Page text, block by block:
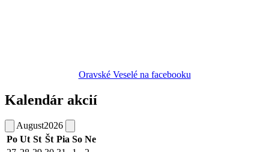
Oravské Veselé na facebooku
Kalendár akcií
August2026
Po Ut St Št Pia So Ne